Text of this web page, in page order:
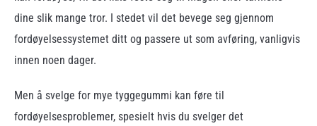
dine slik mange tror. I stedet vil det bevege seg gjennom
fordøyelsessystemet ditt og passere ut som avføring, vanligvis
innen noen dager.
Men å svelge for mye tyggegummi kan føre til
fordøyelsesproblemer, spesielt hvis du svelger det